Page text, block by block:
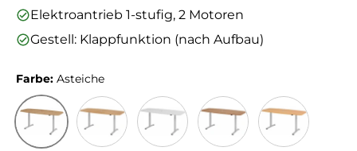
Elektroantrieb 1-stufig, 2 Motoren
Gestell: Klappfunktion (nach Aufbau)
Farbe: Asteiche